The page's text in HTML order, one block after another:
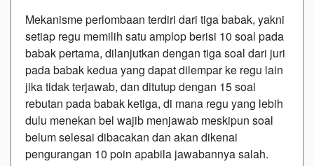
Mekanisme perlombaan terdiri dari tiga babak, yakni
setiap regu memilih satu amplop berisi 10 soal pada
babak pertama, dilanjutkan dengan tiga soal dari juri
pada babak kedua yang dapat dilempar ke regu lain
jika tidak terjawab, dan ditutup dengan 15 soal
rebutan pada babak ketiga, di mana regu yang lebih
dulu menekan bel wajib menjawab meskipun soal
belum selesai dibacakan dan akan dikenai
pengurangan 10 poin apabila jawabannya salah.